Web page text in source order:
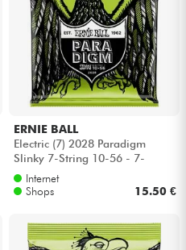
ERNIE BALL
Electric (7) 2028 Paradigm
Slinky 7-String 10-56 - 7-
saiten-set
Internet
Shops
15.50 €